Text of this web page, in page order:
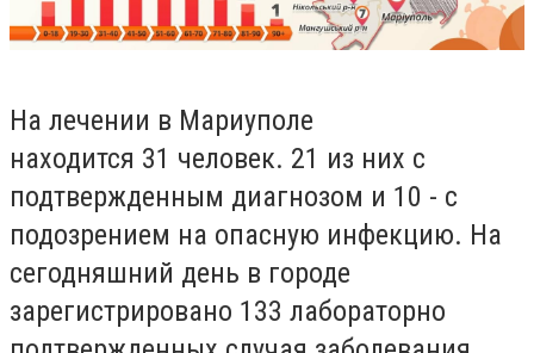
На лечении в Мариуполе
находится 31 человек. 21 из них с
подтвержденным диагнозом и 10 - с
подозрением на опасную инфекцию. На
сегодняшний день в городе
зарегистрировано 133 лабораторно